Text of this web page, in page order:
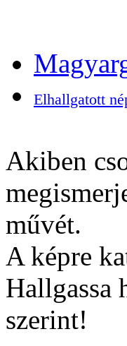
Elhallgatott
Akiben
művét.
A képre
Hallgassa
szerint!